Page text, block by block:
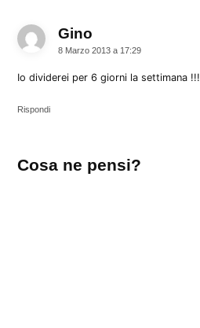
Gino
8 Marzo 2013 a 17:29
Io dividerei per 6 giorni la settimana !!!
Rispondi
un
Cosa ne pensi?